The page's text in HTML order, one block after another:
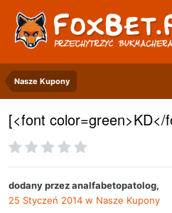
Nasze Kupony
[<font
dodany przezanalfabetopatolog,
25 Styczeń 2014 w Nasze Kupony